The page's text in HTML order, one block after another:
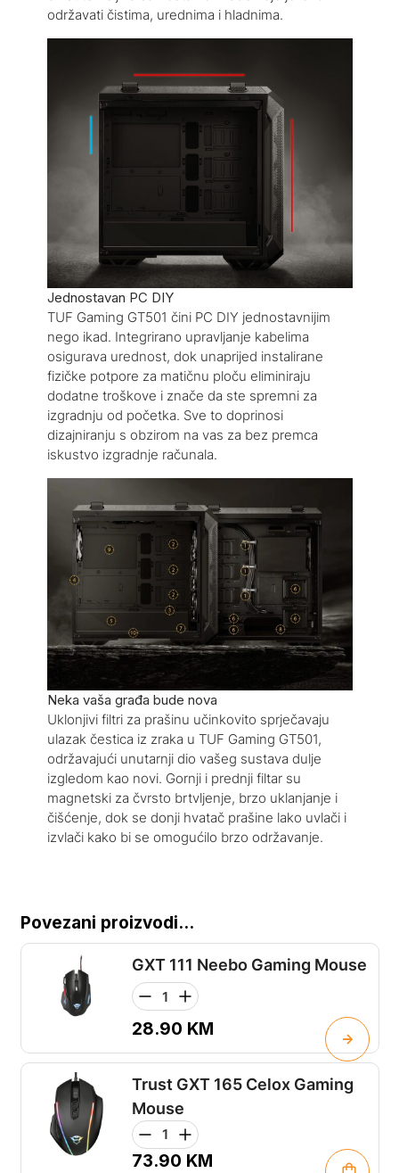
održavati čistima, urednima i hladnima.
Jednostavan PC DIY
TUF Gaming GT501 čini PC DIY jednostavnijim
nego ikad. Integrirano upravljanje kabelima
osigurava urednost, dok unaprijed instalirane
fizičke potpore za matičnu ploču eliminiraju
dodatne troškove i znače da ste spremni za
izgradnju od početka. Sve to doprinosi
dizajniranju s obzirom na vas za bez premca
iskustvo izgradnje računala.
Neka vaša građa bude nova
Uklonjivi filtri za prašinu učinkovito sprječavaju
ulazak čestica iz zraka u TUF Gaming GT501,
održavajući unutarnji dio vašeg sustava dulje
izgledom kao novi. Gornji i prednji filtar su
magnetski za čvrsto brtvljenje, brzo uklanjanje i
čišćenje, dok se donji hvatač prašine lako uvlači i
izvlači kako bi se omogućilo brzo održavanje.
Povezani proizvodi...
GXT 111 Neebo Gaming Mouse
28.90 KM
Trust GXT 165 Celox Gaming
Mouse
73.90 KM